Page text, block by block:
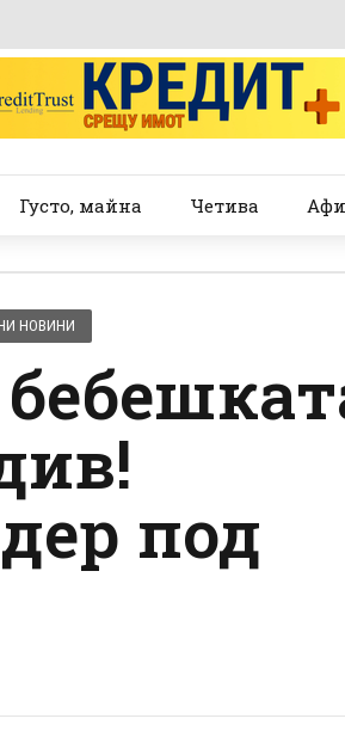
Густо, майна Четива
НОВИНИ
под